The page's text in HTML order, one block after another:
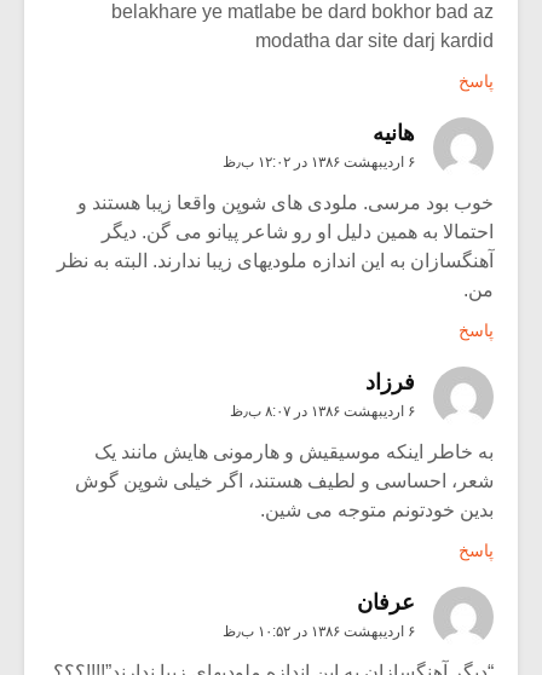
belakhare ye matlabe be dard bokhor bad az
modatha dar site darj kardid
پاسخ
هانیه
۶ اردیبهشت ۱۳۸۶ در ۱۲:۰۲ ب٫ظ
خوب بود مرسی. ملودی های شوپن واقعا زیبا هستند و
احتمالا به همین دلیل او رو شاعر پیانو می گن. دیگر
آهنگسازان به این اندازه ملودیهای زیبا ندارند. البته به نظر
من.
پاسخ
فرزاد
۶ اردیبهشت ۱۳۸۶ در ۸:۰۷ ب٫ظ
به خاطر اینکه موسیقیش و هارمونی هایش مانند یک
شعر، احساسی و لطیف هستند، اگر خیلی شوپن گوش
بدین خودتونم متوجه می شین.
پاسخ
عرفان
۶ اردیبهشت ۱۳۸۶ در ۱۰:۵۲ ب٫ظ